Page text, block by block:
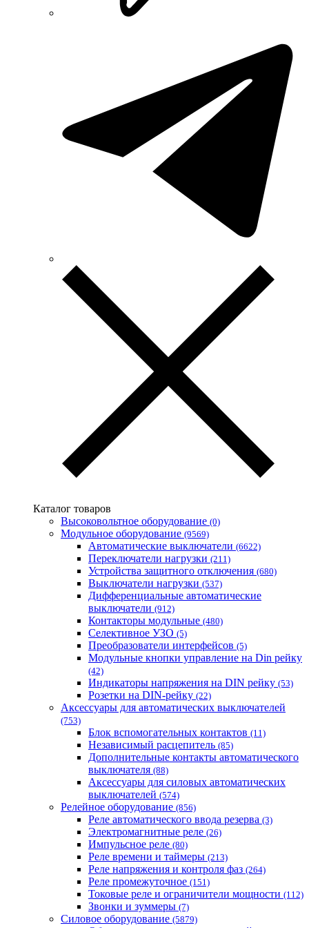
Smart-MAIC
Technoelectric (Италия)
Technosystems (Украина)
TEKPAN (Турция)
TeleTec (Украина)
Vargo (Украина)
Vector VS
Vimar (Италия)
Volter (Украина)
Volterm (Украина)
Wago (Германия)
АС Привод (Украина)
АСКО-УКРЕМ (Украина)
Запорожский завод цветных металлов (ЗЗЦМ)
Каблекс Одесса
Мегомметр (Украина)
Промфактор
Термофит
Укрэнерго-Альянс (Украина)
Каталог товаров
Высоковольтное оборудование (0)
Модульное оборудование (9569)
Автоматические выключатели (6622)
Переключатели нагрузки (211)
Устройства защитного отключения (680)
Выключатели нагрузки (537)
Дифференциальные автоматические
выключатели (912)
Контакторы модульные (480)
Селективное УЗО (5)
Преобразователи интерфейсов (5)
Модульные кнопки управление на Din рейку
(42)
Индикаторы напряжения на DIN рейку (53)
Розетки на DIN-рейку (22)
Аксессуары для автоматических выключателей
(753)
Блок вспомогательных контактов (11)
Независимый расцепитель (85)
Дополнительные контакты автоматического
выключателя (88)
Аксессуары для силовых автоматических
выключателей (574)
Релейное оборудование (856)
Реле автоматического ввода резерва (3)
Электромагнитные реле (26)
Импульсное реле (80)
Реле времени и таймеры (213)
Реле напряжения и контроля фаз (264)
Реле промежуточное (151)
Токовые реле и ограничители мощности (112)
Звонки и зуммеры (7)
Силовое оборудование (5879)